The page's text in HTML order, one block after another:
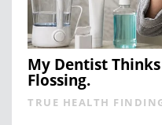
My Dentist
Flossing.
TRUE HEALTH